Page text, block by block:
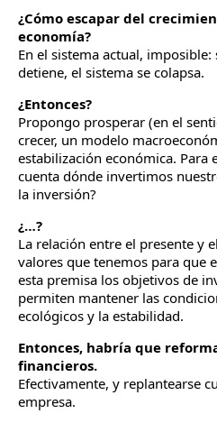
¿Cómo escapar del
economía?
En el sistema actual,
detiene, el sistema se colapsa.
¿Entonces?
Propongo prosperar (en el
crecer, un modelo
estabilización económica. Para
cuenta dónde invertimos
la inversión?
¿…?
La relación entre el presente y
valores que tenemos para que
esta premisa los objetivos de
permiten mantener las
ecológicos y la estabilidad.
Entonces, habría que
financieros.
Efectivamente, y replantearse
empresa.